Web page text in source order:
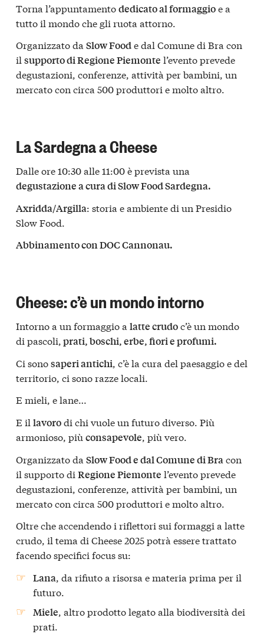
Torna l’appuntamentodedicato al formaggioe a
tutto il mondo che gli ruota attorno.
Organizzato da Slow Foode dal Comune di Bra con
il supporto di Regione Piemonte l’evento prevede
degustazioni, conferenze, attività per bambini, un
mercato con circa 500 produttori e molto altro.
La Sardegna a Cheese
Dalle ore 10:30 alle 11:00 è prevista una
degustazione a cura di Slow Food Sardegna.
Axridda/Argilla: storia e ambiente di un Presidio
Slow Food.
Abbinamento con DOC Cannonau.
Cheese: c’è un mondo intorno
Intorno a un formaggio a latte crudoc’è un mondo
di pascoli,prati, boschi, erbe, fiori e profumi.
Ci sonosaperi antichi, c’è la cura del paesaggio e del
territorio, ci sono razze locali.
E mieli, e lane…
E il lavorodi chi vuole un futuro diverso. Più
armonioso, più consapevole, più vero.
Organizzato da Slow Food e dal Comune di Bra con
il supporto di Regione Piemonte l’evento prevede
degustazioni, conferenze, attività per bambini, un
mercato con circa 500 produttori e molto altro.
Oltre che accendendo i riflettori sui formaggi a latte
crudo, il tema di Cheese 2025 potrà essere trattato
facendo specifici focus su:
Lana, da rifiuto a risorsa e materia prima per il
futuro.
Miele, altro prodotto legato alla biodiversità dei
prati.